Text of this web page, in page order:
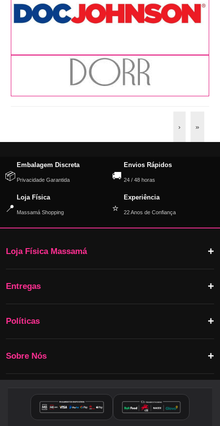
› »
📦
Embalagem Discreta
Privacidade Garantida 🚚
Envios Rápidos
24 / 48 horas
📍
Loja Física
Massamá Shopping ⭐
Experiência
22 Anos de Confiança
Loja Física Massamá
Entregas
Políticas
Sobre Nós